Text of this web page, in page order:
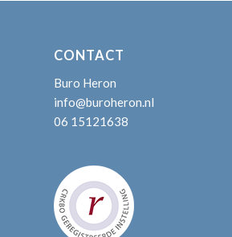
CONTACT
Buro Heron
info@buroheron.nl
06 15121638